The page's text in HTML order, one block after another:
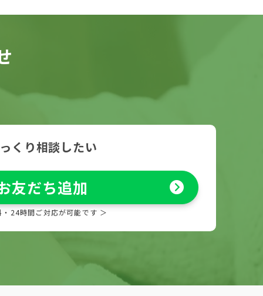
くり相談したい
友だち追加
・24時間ご対応が可能です ＞